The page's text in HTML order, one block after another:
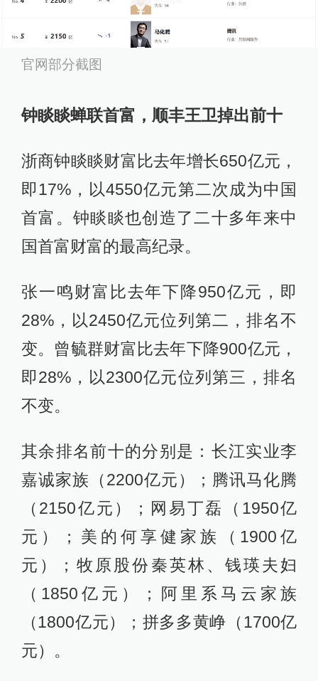
官网部分截图
钟睒睒蝉联首富，顺丰王卫掉出前十
浙商钟睒睒财富比去年增长650亿元，
即17%，以4550亿元第二次成为中国
首富。钟睒睒也创造了二十多年来中
国首富财富的最高纪录。
张一鸣财富比去年下降950亿元，即
28%，以2450亿元位列第二，排名不
变。曾毓群财富比去年下降900亿元，
即28%，以2300亿元位列第三，排名
不变。
其余排名前十的分别是：长江实业李
嘉诚家族（2200亿元）；腾讯马化腾
（2150亿元）；网易丁磊（1950亿
元）；美的何享健家族（1900亿
元）；牧原股份秦英林、钱瑛夫妇
（1850亿元）；阿里系马云家族
（1800亿元）；拼多多黄峥（1700亿
元）。